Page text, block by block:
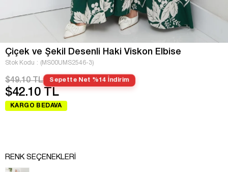
Çiçek ve Şekil Desenli Haki Viskon Elbise
Stok Kodu (MS00UMS2546-3)
$49.10 TL Sepette Net %14 İndirim
$42.10 TL
KARGO BEDAVA
RENK SEÇENEKLERI